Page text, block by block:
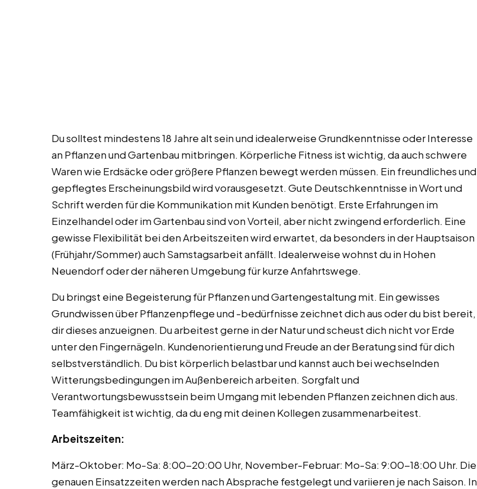
Du solltest mindestens 18 Jahre alt sein und idealerweise Grundkenntnisse oder Interesse
an Pflanzen und Gartenbau mitbringen. Körperliche Fitness ist wichtig, da auch schwere
Waren wie Erdsäcke oder größere Pflanzen bewegt werden müssen. Ein freundliches und
gepflegtes Erscheinungsbild wird vorausgesetzt. Gute Deutschkenntnisse in Wort und
Schrift werden für die Kommunikation mit Kunden benötigt. Erste Erfahrungen im
Einzelhandel oder im Gartenbau sind von Vorteil, aber nicht zwingend erforderlich. Eine
gewisse Flexibilität bei den Arbeitszeiten wird erwartet, da besonders in der Hauptsaison
(Frühjahr/Sommer) auch Samstagsarbeit anfällt. Idealerweise wohnst du in Hohen
Neuendorf oder der näheren Umgebung für kurze Anfahrtswege.
Du bringst eine Begeisterung für Pflanzen und Gartengestaltung mit. Ein gewisses
Grundwissen über Pflanzenpflege und -bedürfnisse zeichnet dich aus oder du bist bereit,
dir dieses anzueignen. Du arbeitest gerne in der Natur und scheust dich nicht vor Erde
unter den Fingernägeln. Kundenorientierung und Freude an der Beratung sind für dich
selbstverständlich. Du bist körperlich belastbar und kannst auch bei wechselnden
Witterungsbedingungen im Außenbereich arbeiten. Sorgfalt und
Verantwortungsbewusstsein beim Umgang mit lebenden Pflanzen zeichnen dich aus.
Teamfähigkeit ist wichtig, da du eng mit deinen Kollegen zusammenarbeitest.
Arbeitszeiten:
März-Oktober: Mo-Sa: 8:00-20:00 Uhr, November-Februar: Mo-Sa: 9:00-18:00 Uhr. Die
genauen Einsatzzeiten werden nach Absprache festgelegt und variieren je nach Saison. In